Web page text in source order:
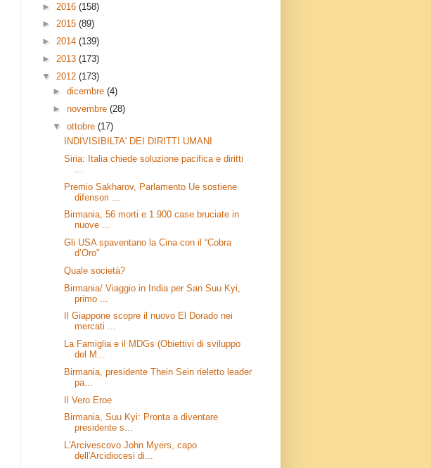
► 2016 (158)
► 2015 (89)
► 2014 (139)
► 2013 (173)
▼ 2012 (173)
►dicembre(4)
►novembre(28)
▼ottobre(17)
INDIVISIBILTA' DEI DIRITTI UMANI
Siria: Italia chiede soluzione pacifica e diritti
Premio Sakharov, Parlamento Ue sostiene
difensori ...
Birmania, 56 morti e 1.900 case bruciate in
nuove ...
Gli USA spaventano la Cina con il “Cobra
d’Oro”
Quale società?
Birmania/ Viaggio in India per San Suu Kyi,
primo ...
Il Giappone scopre il nuovo El Dorado nei
mercati ...
La Famiglia e il MDGs (Obiettivi di sviluppo
del M...
Birmania, presidente Thein Sein rieletto leader
pa...
Il Vero Eroe
Birmania, Suu Kyi: Pronta a diventare
presidente s...
L'Arcivescovo John Myers, capo
dell'Arcidiocesi di...